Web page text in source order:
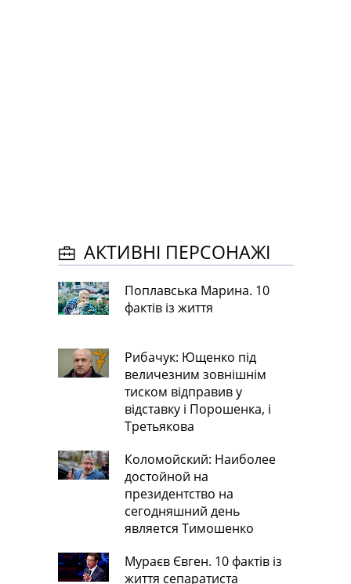
АКТИВНІ ПЕРСОНАЖІ
Поплавська Марина. 10
фактів із життя
Рибачук: Ющенко під
величезним зовнішнім
тиском відправив у
відставку і Порошенка, і
Третьякова
Коломойский: Наиболее
достойной на
президентство на
сегодняшний день
является Тимошенко
Мураєв Євген. 10 фактів із
життя сепаратиста